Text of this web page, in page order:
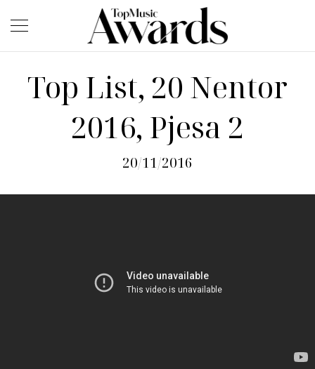
Top List, 20 Nentor
2016, Pjesa 2
20/11/2016